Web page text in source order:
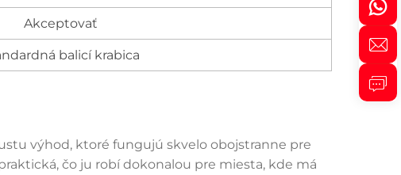
Akceptovať
balicí krabica
výhod, ktoré fungujú skvelo obojstranne pre
čo ju robí dokonalou pre miesta, kde má